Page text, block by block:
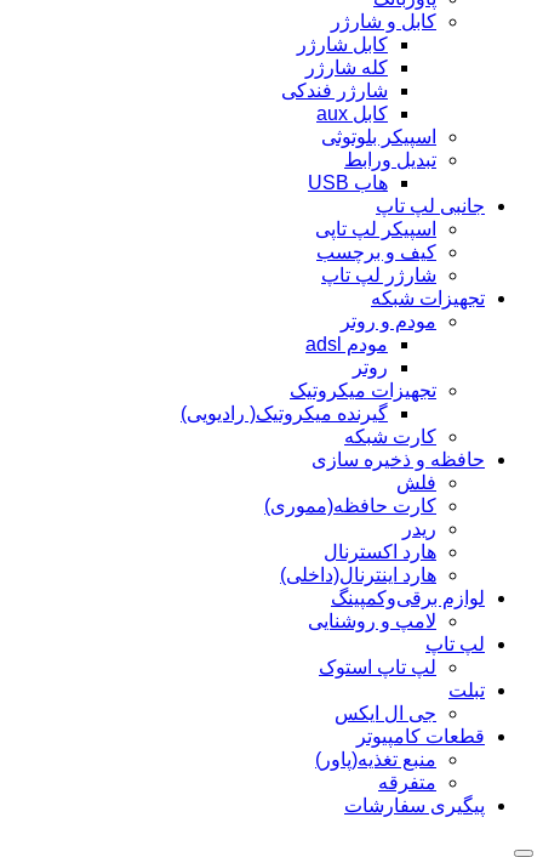
کابل و شارژر
کابل شارژر
کله شارژر
شارژر فندکی
کابل aux
اسپیکر بلوتوثی
تبدیل ورابط
هاب USB
جانبی لپ تاپ
اسپیکر لپ تاپی
کیف و برچسب
شارژر لپ تاپ
تجهیزات شبکه
مودم و روتر
مودم adsl
روتر
تجهیزات میکروتیک
گیرنده میکروتیک( رادیویی)
کارت شبکه
حافظه و ذخیره سازی
فلش
کارت حافظه(مموری)
ریدر
هارد اکسترنال
هارد اینترنال(داخلی)
لوازم برقی‌وکمپینگ
لامپ و روشنایی
لپ تاپ
لپ تاپ استوک
تبلت
جی ال ایکس
قطعات کامپیوتر
منبع تغذیه(پاور)
متفرقه
پیگیری سفارشات